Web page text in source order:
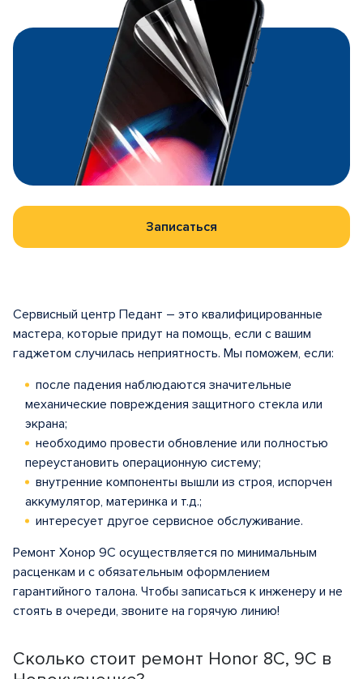
Записаться
Сколько стоит ремонт Honor 8C, 9C в
Сервисный центр Педант – это квалифицированные
мастера, которые придут на помощь, если с вашим
гаджетом случилась неприятность. Мы поможем, если:
после падения наблюдаются значительные
механические повреждения защитного стекла или
экрана;
необходимо провести обновление или полностью
переустановить операционную систему;
внутренние компоненты вышли из строя, испорчен
аккумулятор, материнка и т.д.;
интересует другое сервисное обслуживание.
Ремонт Хонор 9C осуществляется по минимальным
расценкам и с обязательным оформлением
гарантийного талона. Чтобы записаться к инженеру и не
стоять в очереди, звоните на горячую линию!